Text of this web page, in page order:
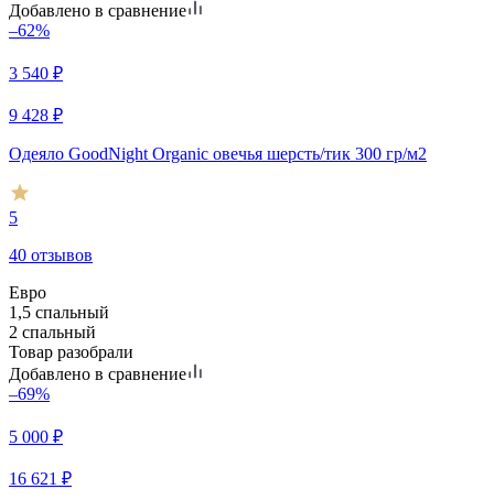
Добавлено в сравнение
–62%
3 540 ₽
9 428 ₽
Одеяло GoodNight Organic овечья шерсть/тик 300 гр/м2
5
40 отзывов
Евро
1,5 спальный
2 спальный
Товар разобрали
Добавлено в сравнение
–69%
5 000 ₽
16 621 ₽